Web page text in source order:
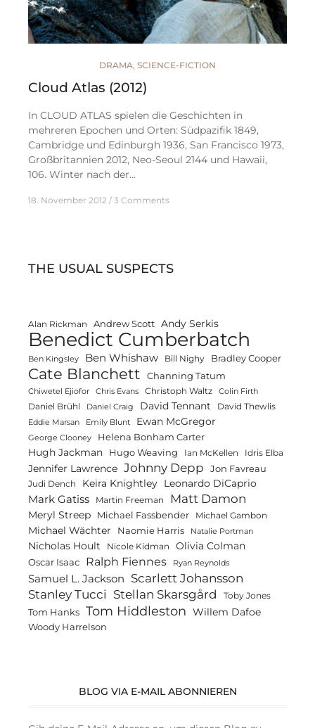
DRAMA, SCIENCE-FICTION
Cloud Atlas (2012)
In CLOUD ATLAS spielen die Geschichten in
mehreren Epochen und Orten: Südpazifik 1849,
Cambridge und Edinburgh 1936, San Francisco 1973,
Großbritannien 2012, Neo-Seoul 2144 und Hawaii,
106. Winter nach der…
18. November 2012 3 Comments
THE USUAL SUSPECTS
Alan Rickman Andrew Scott Andy Serkis
Benedict Cumberbatch
Ben Kingsley Ben Whishaw Bill Nighy Bradley Cooper
Cate Blanchett Channing Tatum
Chiwetel Ejiofor Chris Evans Christoph Waltz Colin Firth
Daniel Brühl Daniel Craig David Tennant David Thewlis
Eddie Marsan Emily Blunt Ewan McGregor
George Clooney Helena Bonham Carter
Hugh Jackman Hugo Weaving Ian McKellen Idris Elba
Jennifer Lawrence Johnny Depp Jon Favreau
Judi Dench Keira Knightley Leonardo DiCaprio
Mark Gatiss Martin Freeman Matt Damon
Meryl Streep Michael Fassbender Michael Gambon
Michael Wächter Naomie Harris Natalie Portman
Nicholas Hoult Nicole Kidman Olivia Colman
Oscar Isaac Ralph Fiennes Ryan Reynolds
Samuel L. Jackson Scarlett Johansson
Stanley Tucci Stellan Skarsgård Toby Jones
Tom Hanks Tom Hiddleston Willem Dafoe
Woody Harrelson
BLOG VIA E-MAIL ABONNIEREN